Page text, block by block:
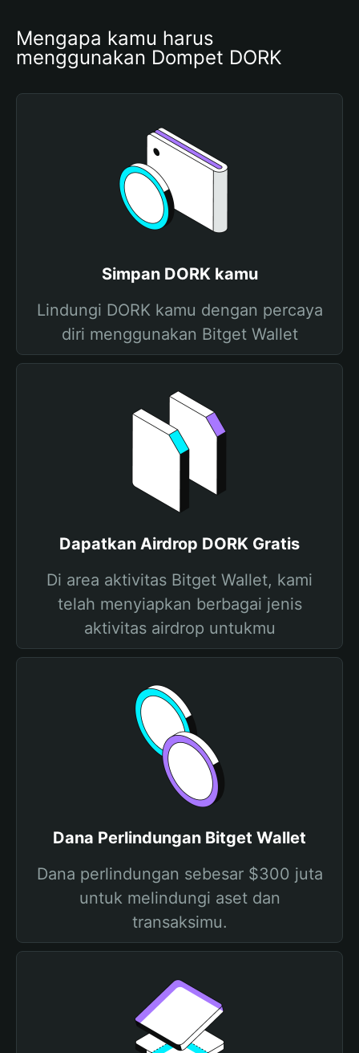
Mengapa kamu harus
menggunakan Dompet DORK
Simpan DORK kamu
Lindungi DORK kamu dengan percaya
diri menggunakan Bitget Wallet
Dapatkan Airdrop DORK Gratis
Di area aktivitas Bitget Wallet, kami
telah menyiapkan berbagai jenis
aktivitas airdrop untukmu
Dana Perlindungan Bitget Wallet
Dana perlindungan sebesar $300 juta
untuk melindungi aset dan
transaksimu.